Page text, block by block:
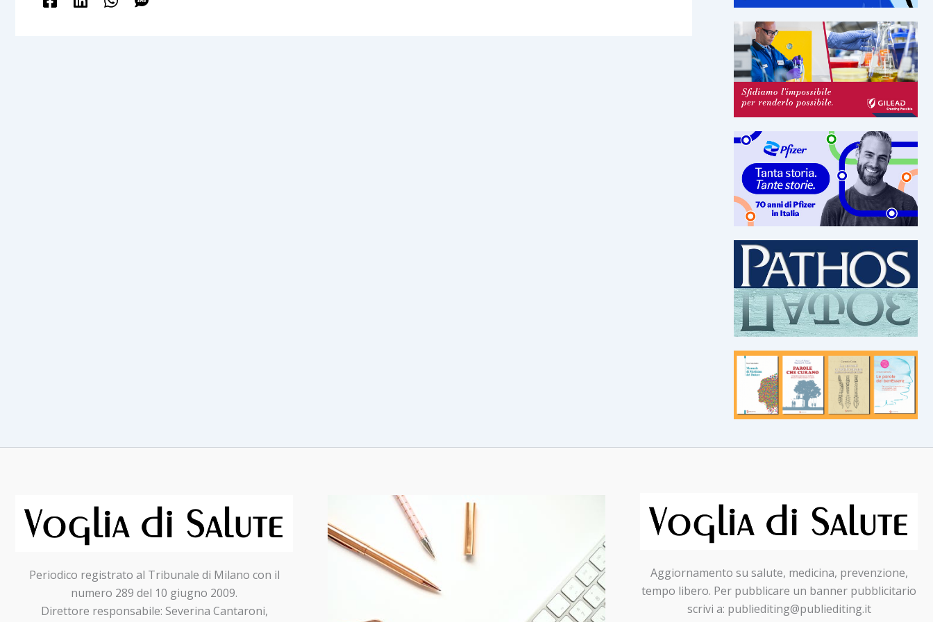
Periodico registrato al Tribunale di Milano con il
numero 289 del 10 giugno 2009.
Direttore responsabile: Severina Cantaroni,
Aggiornamento su salute, medicina, prevenzione,
tempo libero. Per pubblicare un banner pubblicitario
scrivi a: publiediting@publiediting.it